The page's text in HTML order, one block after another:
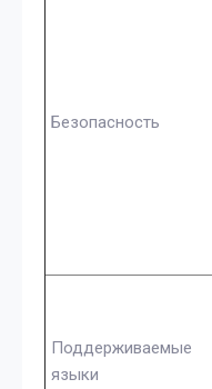
Безопасность
Поддерживаемые
языки